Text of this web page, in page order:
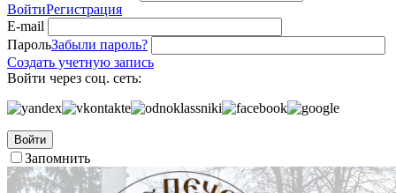
ВойтиРегистрация
E-mail
ПарольЗабыли пароль?
Создать учетную запись
Войти через соц. сеть:
Войти
Запомнить